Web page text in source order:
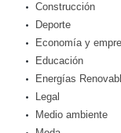
Construcción
Deporte
Economía y
Educación
Energías
Legal
Medio ambiente